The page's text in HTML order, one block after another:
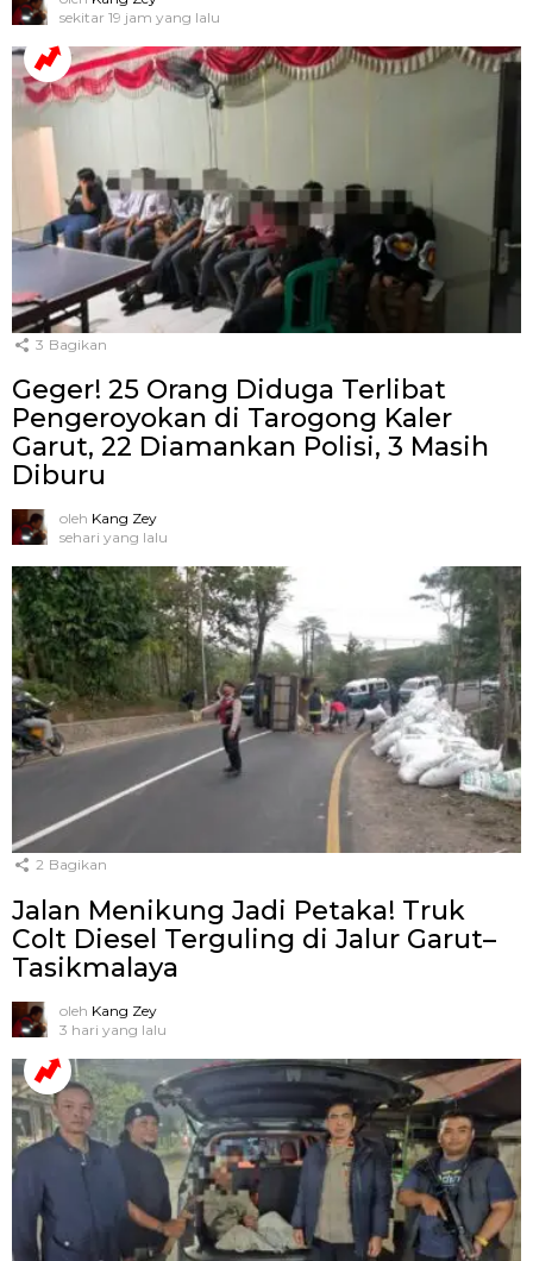
sekitar 19 jam yang lalu
3 Bagikan
Geger! 25 Orang Diduga Terlibat
Pengeroyokan di Tarogong Kaler
Garut, 22 Diamankan Polisi, 3 Masih
Diburu
oleh Kang Zey
sehari yang lalu
2 Bagikan
Jalan Menikung Jadi Petaka! Truk
Colt Diesel Terguling di Jalur Garut–
Tasikmalaya
oleh Kang Zey
3 hari yang lalu